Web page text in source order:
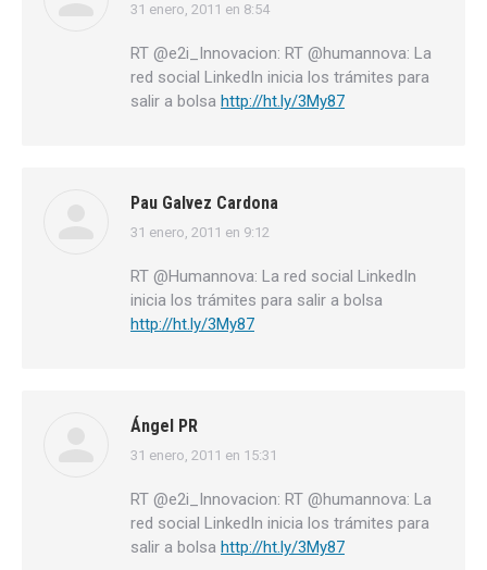
dice:
31 enero, 2011 en 8:54
RT @e2i_Innovacion: RT @humannova: La
red social LinkedIn inicia los trámites para
salir a bolsa http://ht.ly/3My87
Pau Galvez Cardona
dice:
31 enero, 2011 en 9:12
RT @Humannova: La red social LinkedIn
inicia los trámites para salir a bolsa
http://ht.ly/3My87
Ángel PR
dice:
31 enero, 2011 en 15:31
RT @e2i_Innovacion: RT @humannova: La
red social LinkedIn inicia los trámites para
salir a bolsa http://ht.ly/3My87